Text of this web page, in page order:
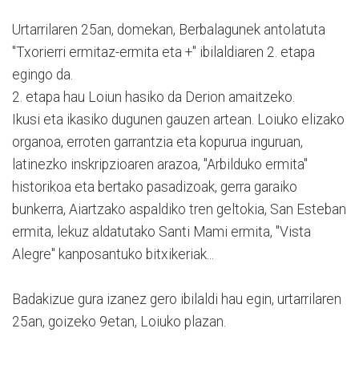
Urtarrilaren 25an, domekan, Berbalagunek antolatuta
"Txorierri ermitaz-ermita eta +" ibilaldiaren 2. etapa
egingo da.
2. etapa hau Loiun hasiko da Derion amaitzeko.
Ikusi eta ikasiko dugunen gauzen artean. Loiuko elizako
organoa, erroten garrantzia eta kopurua inguruan,
latinezko inskripzioaren arazoa, "Arbilduko ermita"
historikoa eta bertako pasadizoak, gerra garaiko
bunkerra, Aiartzako aspaldiko tren geltokia, San Esteban
ermita, lekuz aldatutako Santi Mami ermita, "Vista
Alegre" kanposantuko bitxikeriak...
Badakizue gura izanez gero ibilaldi hau egin, urtarrilaren
25an, goizeko 9etan, Loiuko plazan.